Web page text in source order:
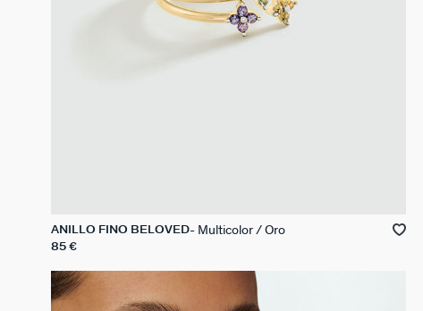
ANILLO FINO BELOVED Multicolor / Oro
85 €